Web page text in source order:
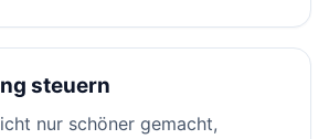
steuern
nur schöner gemacht,